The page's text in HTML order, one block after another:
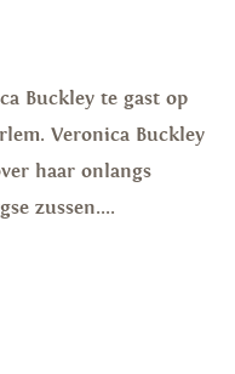
Buckley te gast op
Veronica Buckley
haar onlangs
zussen....